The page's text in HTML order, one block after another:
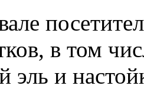
в том
эль и